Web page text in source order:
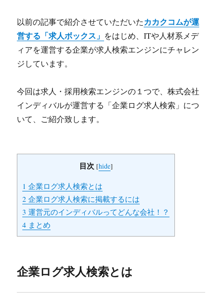
以前の記事で紹介させていただいたカカクコムが運
営する「求人ボックス」 をはじめ、ITや人材系メデ
ィアを運営する企業が求人検索エンジンにチャレン
ジしています。
今回は求人・採用検索エンジンの１つで、株式会社
インディバルが運営する「企業ログ求人検索」につ
いて、ご紹介致します。
目次 [hide]
1 企業ログ求人検索とは
2 企業ログ求人検索に掲載するには
3 運営元のインディバルってどんな会社！？
4 まとめ
企業ログ求人検索とは